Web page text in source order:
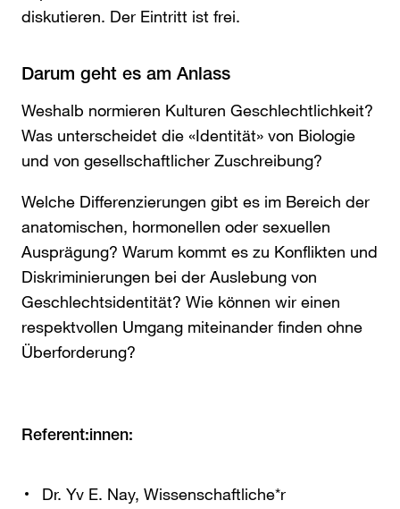
diskutieren. Der Eintritt ist frei.
Darum geht es am Anlass
Weshalb normieren Kulturen Geschlechtlichkeit?
Was unterscheidet die «Identität» von Biologie
und von gesellschaftlicher Zuschreibung?
Welche Differenzierungen gibt es im Bereich der
anatomischen, hormonellen oder sexuellen
Ausprägung? Warum kommt es zu Konflikten und
Diskriminierungen bei der Auslebung von
Geschlechtsidentität? Wie können wir einen
respektvollen Umgang miteinander finden ohne
Überforderung?
Referent:innen:
Dr. Yv E. Nay, Wissenschaftliche*r